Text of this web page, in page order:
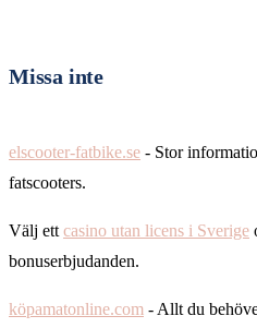
Missa inte
elscooter-fatbike.se - Stor
fatscooters.
Välj ett casino utan licens i Sverige
bonuserbjudanden.
köpamatonline.com - Allt du